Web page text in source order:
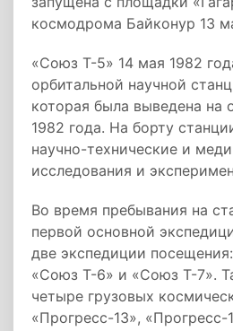
космодрома Байконур 13
«Союз Т-5» 14 мая 1982
орбитальной научной
которая была выведена на
1982 года. На борту
научно-технические и
исследования и
Во время пребывания на
первой основной
две экспедиции
«Союз Т-6» и «Союз Т-7».
четыре грузовых
«Прогресс-13», «Прогресс-